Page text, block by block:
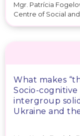
Mgr. Patrícia
Centre of Social
What makes
Socio-
intergroup
Ukraine and